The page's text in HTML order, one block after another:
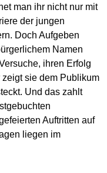
man ihr nicht nur mit
der jungen
Doch Aufgeben
Namen
ihren Erfolg
sie dem Publikum
Und das zahlt
Auftritten auf
liegen im